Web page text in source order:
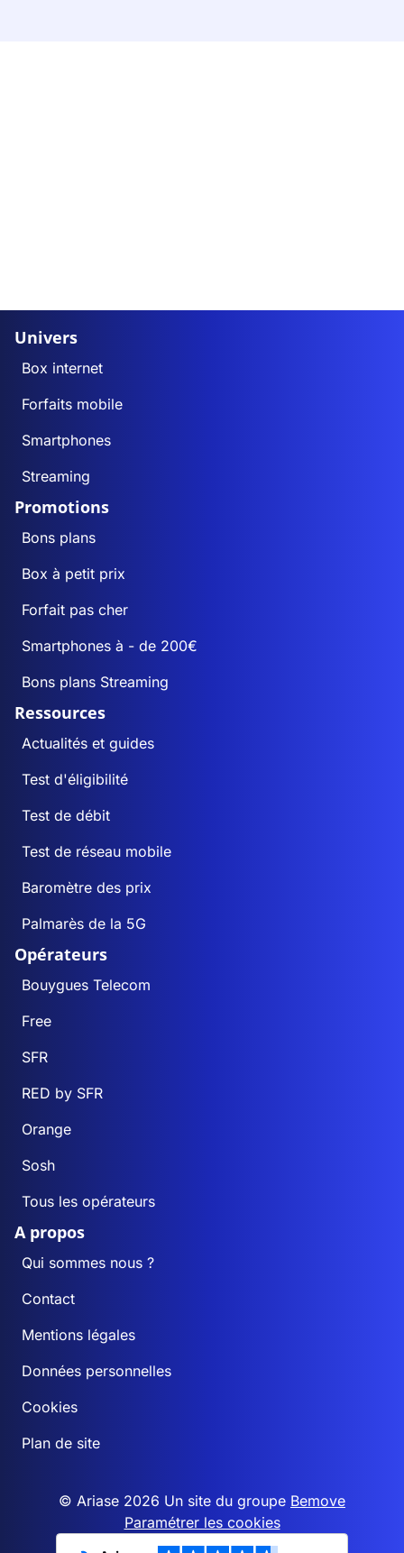
Univers
Box internet
Forfaits mobile
Smartphones
Streaming
Promotions
Bons plans
Box à petit prix
Forfait pas cher
Smartphones à - de 200€
Bons plans Streaming
Ressources
Actualités et guides
Test d'éligibilité
Test de débit
Test de réseau mobile
Baromètre des prix
Palmarès de la 5G
Opérateurs
Bouygues Telecom
Free
SFR
RED by SFR
Orange
Sosh
Tous les opérateurs
A propos
Qui sommes nous ?
Contact
Mentions légales
Données personnelles
Cookies
Plan de site
© Ariase 2026 Un site du groupe Bemove
Paramétrer les cookies